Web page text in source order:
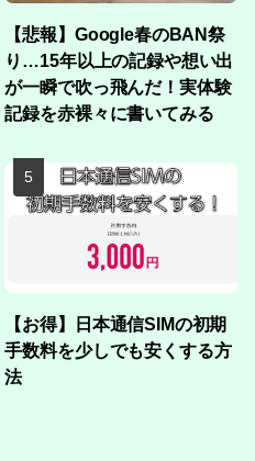
【悲報】Google春のBAN祭
り…15年以上の記録や想い出
が一瞬で吹っ飛んだ！実体験
記録を赤裸々に書いてみる
【お得】日本通信SIMの初期
手数料を少しでも安くする方
法